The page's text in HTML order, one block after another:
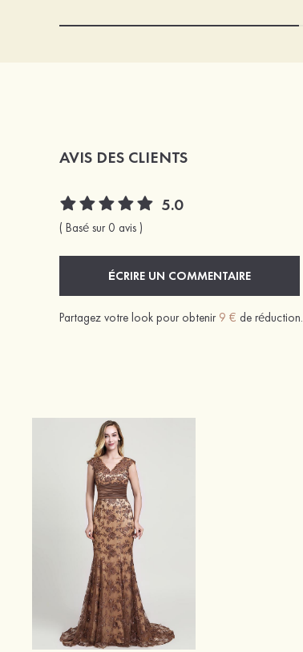
AVIS DES CLIENTS
5.0
( Basé sur 0 avis )
ÉCRIRE UN COMMENTAIRE
Partagez votre look pour obtenir 9 € de réduction.